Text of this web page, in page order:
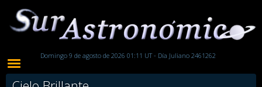
Domingo 9 de agosto de 2026 01:11 UT - Día Juliano 2461262